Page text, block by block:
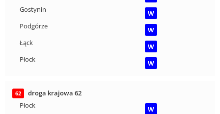
Gostynin
W
Podgórze
W
Łąck
W
Płock
W
62
droga krajowa 62
Płock
W